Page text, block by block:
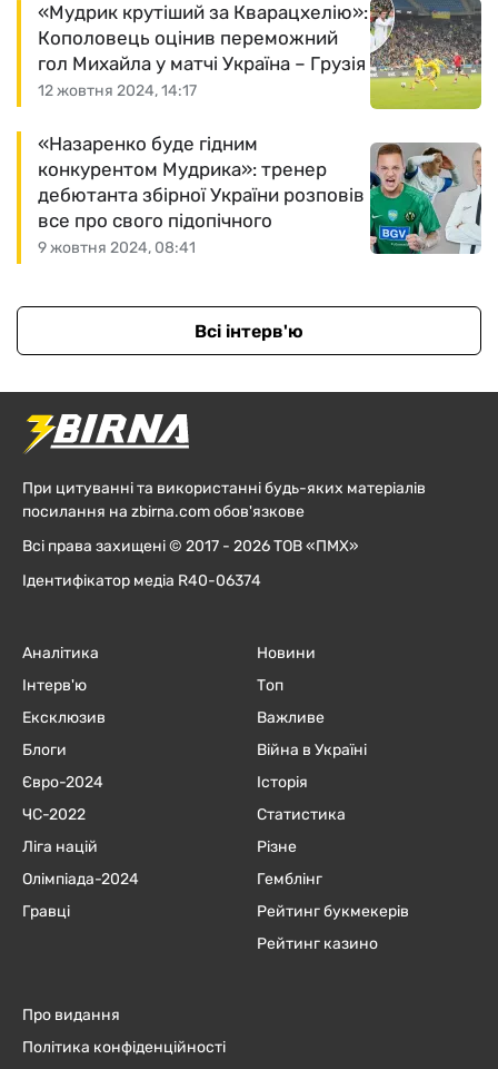
12 жовтня 2024, 14:17
«Мудрик крутіший за Кварацхелію»:
Кополовець оцінив переможний
гол Михайла у матчі Україна – Грузія
9 жовтня 2024, 08:41
«Назаренко буде гідним
конкурентом Мудрика»: тренер
дебютанта збірної України розповів
все про свого підопічного
Всі інтерв'ю
При цитуванні та використанні будь-яких матеріалів
посилання на zbirna.com обов'язкове
Всі права захищені © 2017 - 2026 ТОВ «ПМХ»
Ідентифікатор медіа R40-06374
Аналітика
Інтерв'ю
Ексклюзив
Блоги
Євро-2024
ЧC-2022
Ліга націй
Олімпіада-2024
Гравці
Новини
Топ
Важливе
Війна в Україні
Історія
Статистика
Різне
Гемблінг
Рейтинг букмекерів
Рейтинг казино
Про видання
Політика конфіденційності